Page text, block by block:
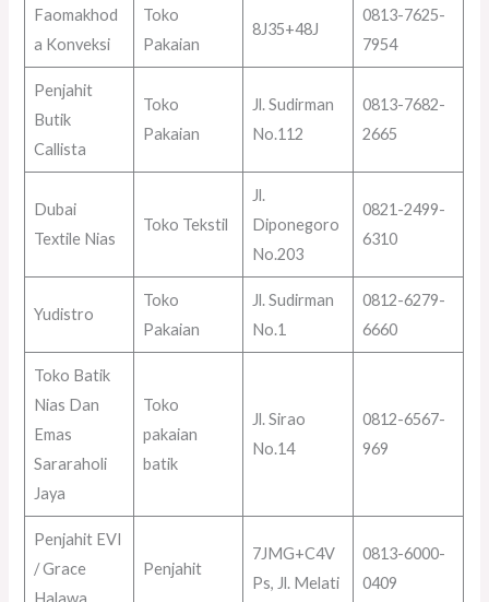
Faomakhod
a Konveksi
Toko
Pakaian
8J35+48J
0813-7625-
7954
Penjahit
Butik
Callista
Toko
Pakaian
Jl. Sudirman
No.112
0813-7682-
2665
Dubai
Textile Nias
Toko Tekstil
Jl.
Diponegoro
No.203
0821-2499-
6310
Yudistro
Toko
Pakaian
Jl. Sudirman
No.1
0812-6279-
6660
Toko Batik
Nias Dan
Emas
Sararaholi
Jaya
Toko
pakaian
batik
Jl. Sirao
No.14
0812-6567-
969
Penjahit EVI
/ Grace
Halawa
Penjahit
7JMG+C4V
Ps, Jl. Melati
0813-6000-
0409